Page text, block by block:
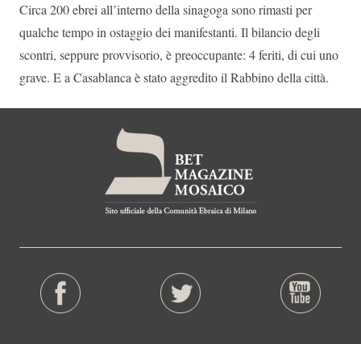
Circa 200 ebrei all’interno della sinagoga sono rimasti per
qualche tempo in ostaggio dei manifestanti. Il bilancio degli
scontri, seppure provvisorio, è preoccupante: 4 feriti, di cui uno
grave. E a Casablanca è stato aggredito il Rabbino della città.